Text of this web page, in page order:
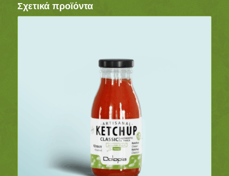
Σχετικά προϊόντα